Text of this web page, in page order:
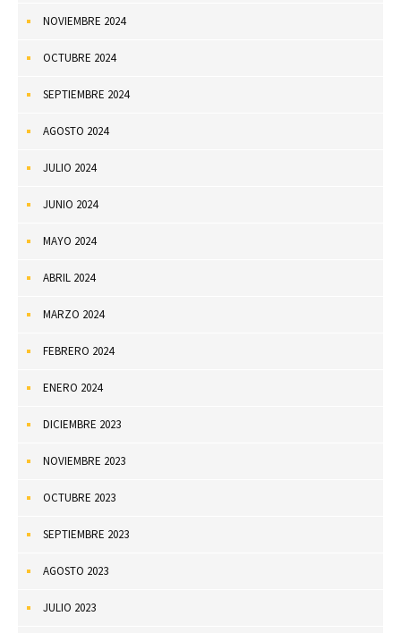
NOVIEMBRE 2024
OCTUBRE 2024
SEPTIEMBRE 2024
AGOSTO 2024
JULIO 2024
JUNIO 2024
MAYO 2024
ABRIL 2024
MARZO 2024
FEBRERO 2024
ENERO 2024
DICIEMBRE 2023
NOVIEMBRE 2023
OCTUBRE 2023
SEPTIEMBRE 2023
AGOSTO 2023
JULIO 2023